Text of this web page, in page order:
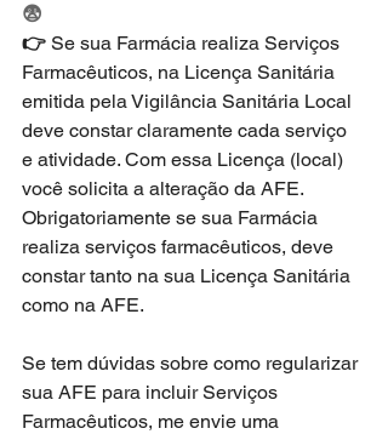
😨
👉 Se sua Farmácia realiza Serviços
Farmacêuticos, na Licença Sanitária
emitida pela Vigilância Sanitária Local
deve constar claramente cada serviço
e atividade. Com essa Licença (local)
você solicita a alteração da AFE.
Obrigatoriamente se sua Farmácia
realiza serviços farmacêuticos, deve
constar tanto na sua Licença Sanitária
como na AFE.
Se tem dúvidas sobre como regularizar
sua AFE para incluir Serviços
Farmacêuticos, me envie uma